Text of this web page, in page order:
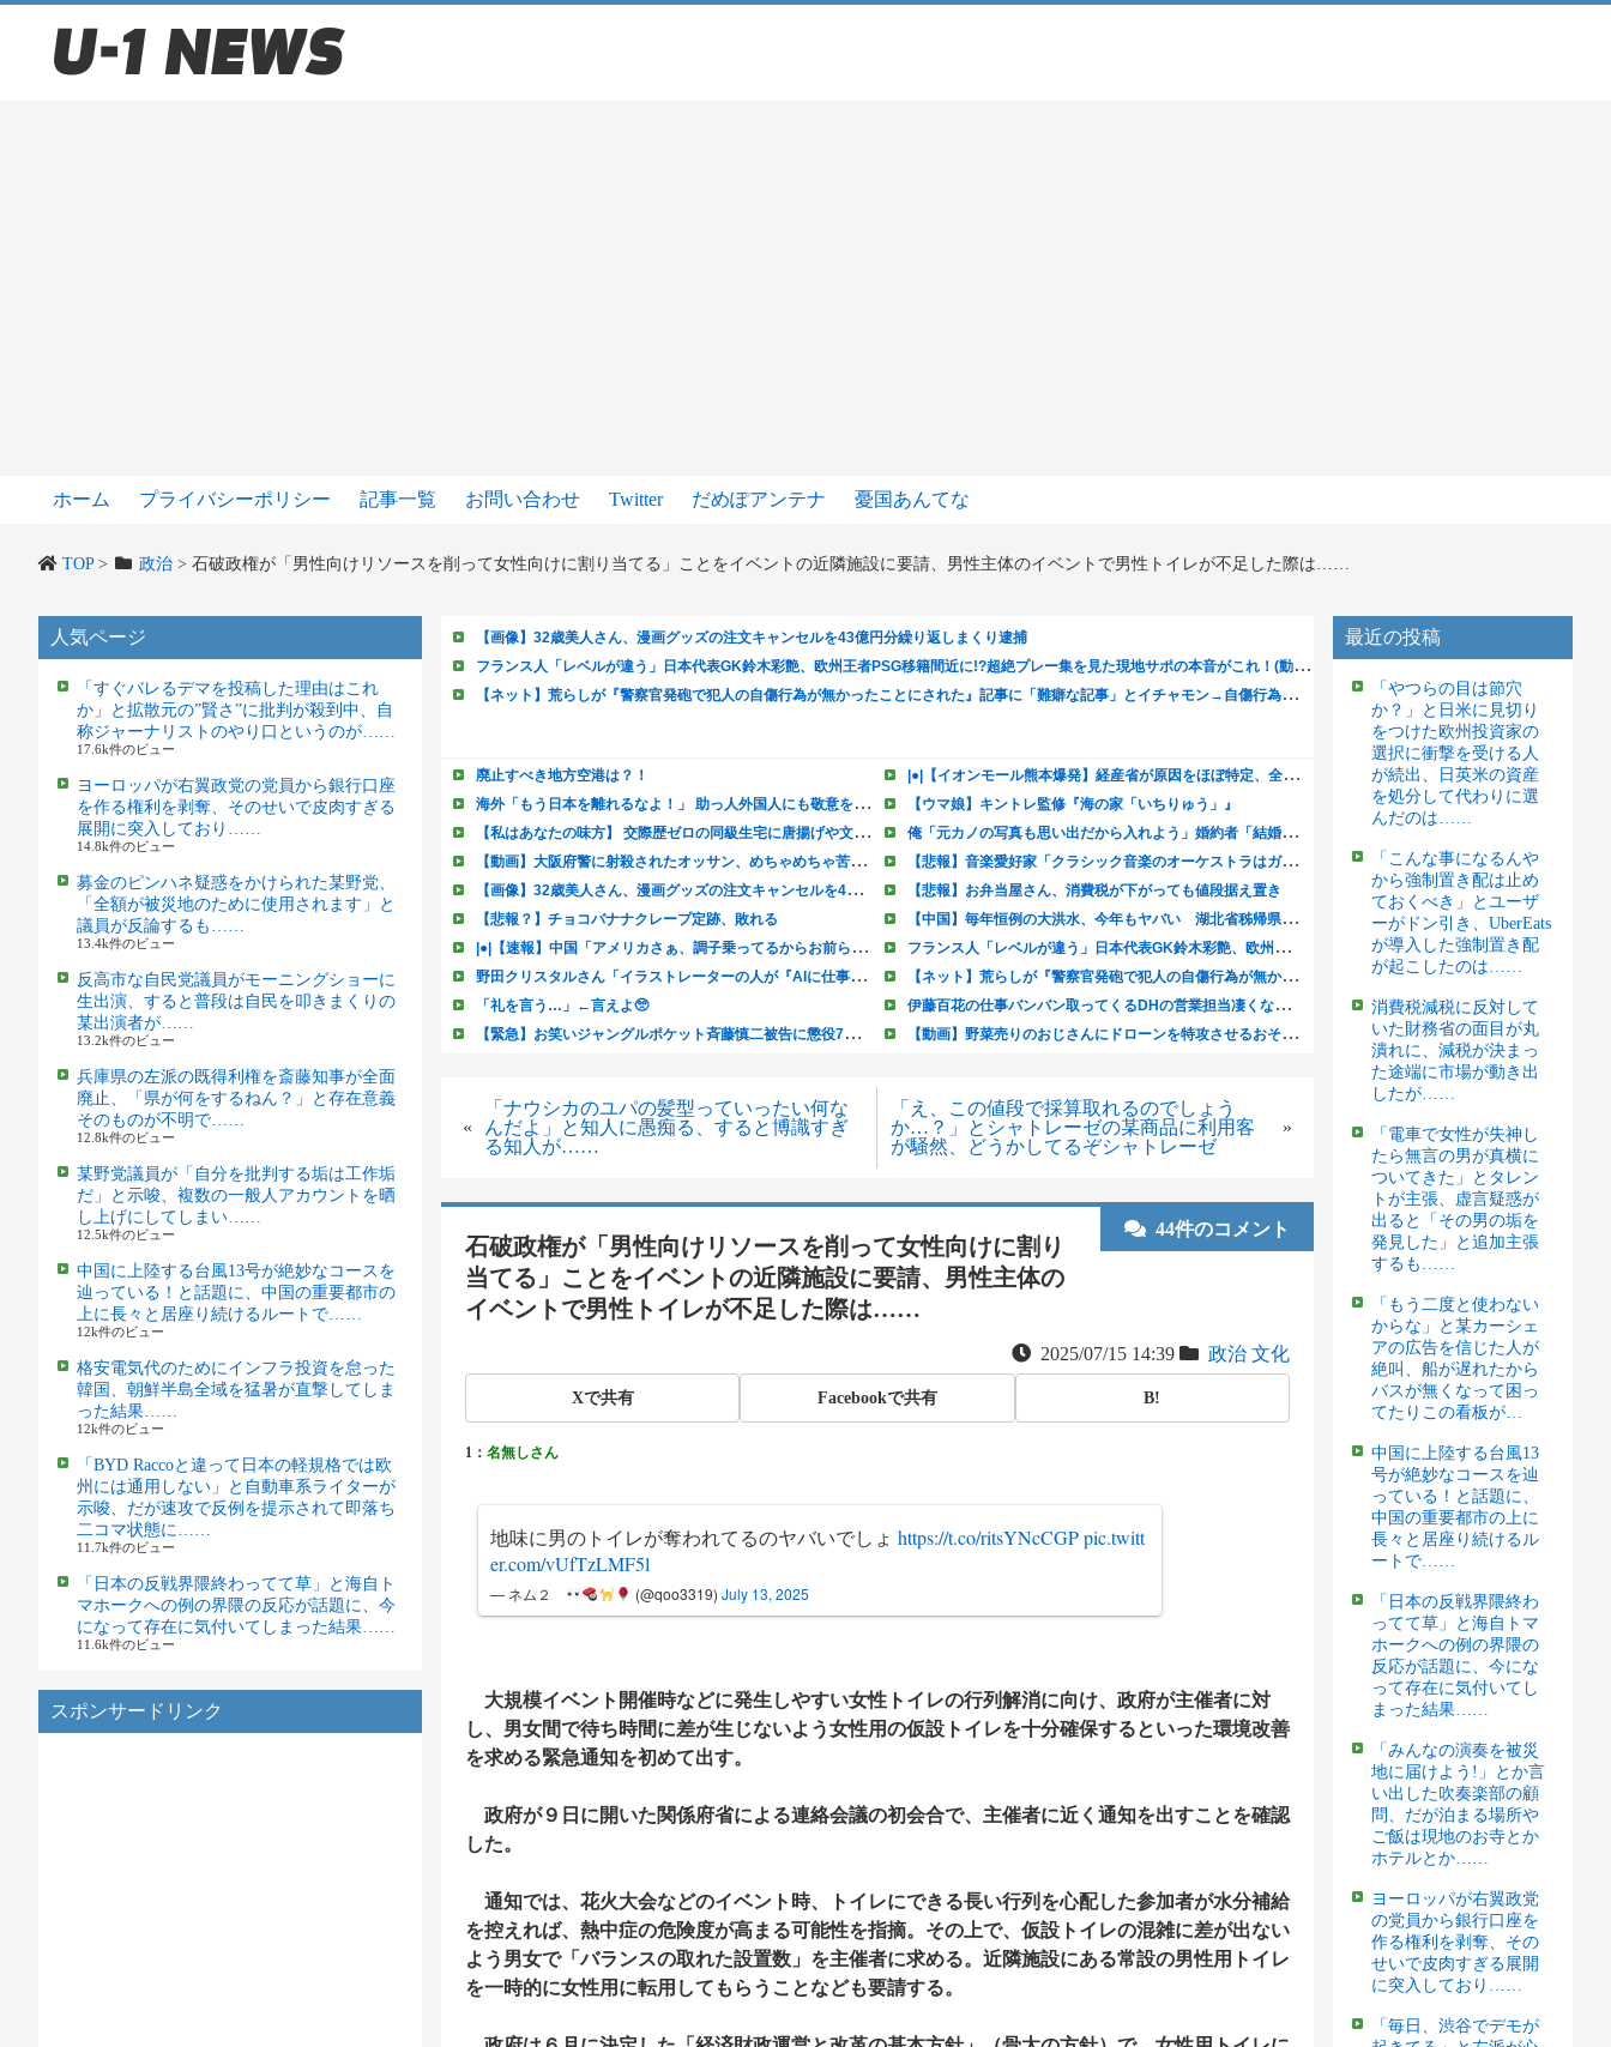
ホーム プライバシーポリシー 記事一覧 お問い合わせ Twitter だめぽアンテナ 憂国あんてな
TOP> 政治> 石破政権が「男性向けリソースを削って女性向けに割り当てる」ことをイベントの近隣施設に要請、男性主体のイベントで男性トイレが不足した際は……
人気ページ
「すぐバレるデマを投稿した理由はこれ
か」と拡散元の”賢さ”に批判が殺到中、自
称ジャーナリストのやり口というのが……
17.6k件のビュー
ヨーロッパが右翼政党の党員から銀行口座
を作る権利を剥奪、そのせいで皮肉すぎる
展開に突入しており……
14.8k件のビュー
募金のピンハネ疑惑をかけられた某野党、
「全額が被災地のために使用されます」と
議員が反論するも……
13.4k件のビュー
反高市な自民党議員がモーニングショーに
生出演、すると普段は自民を叩きまくりの
某出演者が……
13.2k件のビュー
兵庫県の左派の既得利権を斎藤知事が全面
廃止、「県が何をするねん？」と存在意義
そのものが不明で……
12.8k件のビュー
某野党議員が「自分を批判する垢は工作垢
だ」と示唆、複数の一般人アカウントを晒
し上げにしてしまい……
12.5k件のビュー
中国に上陸する台風13号が絶妙なコースを
辿っている！と話題に、中国の重要都市の
上に長々と居座り続けるルートで……
12k件のビュー
格安電気代のためにインフラ投資を怠った
韓国、朝鮮半島全域を猛暑が直撃してしま
った結果……
12k件のビュー
「BYD Raccoと違って日本の軽規格では欧
州には通用しない」と自動車系ライターが
示唆、だが速攻で反例を提示されて即落ち
二コマ状態に……
11.7k件のビュー
「日本の反戦界隈終わってて草」と海自ト
マホークへの例の界隈の反応が話題に、今
になって存在に気付いてしまった結果……
11.6k件のビュー
スポンサードリンク
«
「ナウシカのユパの髪型っていったい何な
んだよ」と知人に愚痴る、すると博識すぎ
る知人が……
「え、この値段で採算取れるのでしょう
か…？」とシャトレーゼの某商品に利用客
が騒然、どうかしてるぞシャトレーゼ
»
44件のコメント
石破政権が「男性向けリソースを削って女性向けに割り
当てる」ことをイベントの近隣施設に要請、男性主体の
イベントで男性トイレが不足した際は……
2025/07/15 14:39 政治 文化
Xで共有 Facebookで共有 B!
1： 名無しさん
地味に男のトイレが奪われてるのヤバいでしょ https://t.co/ritsYNcCGPpic.twitt
er.com/vUfTzLMF5l
— ネム２ (@qoo3319) July 13, 2025
大規模イベント開催時などに発生しやすい女性トイレの行列解消に向け、政府が主催者に対
し、男女間で待ち時間に差が生じないよう女性用の仮設トイレを十分確保するといった環境改善
を求める緊急通知を初めて出す。
政府が９日に開いた関係府省による連絡会議の初会合で、主催者に近く通知を出すことを確認
した。
通知では、花火大会などのイベント時、トイレにできる長い行列を心配した参加者が水分補給
を控えれば、熱中症の危険度が高まる可能性を指摘。その上で、仮設トイレの混雑に差が出ない
よう男女で「バランスの取れた設置数」を主催者に求める。近隣施設にある常設の男性用トイレ
を一時的に女性用に転用してもらうことなども要請する。
最近の投稿
「やつらの目は節穴
か？」と日米に見切り
をつけた欧州投資家の
選択に衝撃を受ける人
が続出、日英米の資産
を処分して代わりに選
んだのは……
「こんな事になるんや
から強制置き配は止め
ておくべき」とユーザ
ーがドン引き、UberEats
が導入した強制置き配
が起こしたのは……
消費税減税に反対して
いた財務省の面目が丸
潰れに、減税が決まっ
た途端に市場が動き出
したが……
「電車で女性が失神し
たら無言の男が真横に
ついてきた」とタレン
トが主張、虚言疑惑が
出ると「その男の垢を
発見した」と追加主張
するも……
「もう二度と使わない
からな」と某カーシェ
アの広告を信じた人が
絶叫、船が遅れたから
バスが無くなって困っ
てたりこの看板が…
中国に上陸する台風13
号が絶妙なコースを辿
っている！と話題に、
中国の重要都市の上に
長々と居座り続けるル
ートで……
「日本の反戦界隈終わ
ってて草」と海自トマ
ホークへの例の界隈の
反応が話題に、今にな
って存在に気付いてし
まった結果……
「みんなの演奏を被災
地に届けよう!」とか言
い出した吹奏楽部の顧
問、だが泊まる場所や
ご飯は現地のお寺とか
ホテルとか……
ヨーロッパが右翼政党
の党員から銀行口座を
作る権利を剥奪、その
せいで皮肉すぎる展開
に突入しており……
「毎日、渋谷でデモが